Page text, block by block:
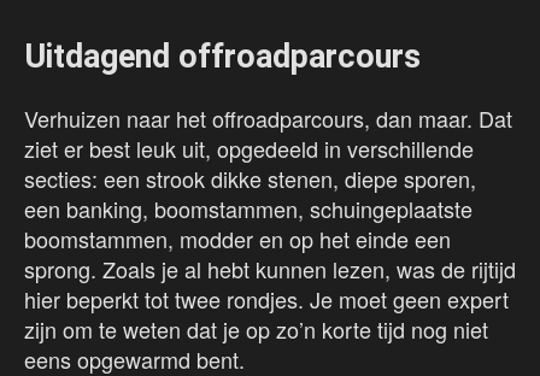
Uitdagend offroadparcours
Verhuizen naar het offroadparcours, dan maar. Dat
ziet er best leuk uit, opgedeeld in verschillende
secties: een strook dikke stenen, diepe sporen,
een banking, boomstammen, schuingeplaatste
boomstammen, modder en op het einde een
sprong. Zoals je al hebt kunnen lezen, was de rijtijd
hier beperkt tot twee rondjes. Je moet geen expert
zijn om te weten dat je op zo’n korte tijd nog niet
eens opgewarmd bent.